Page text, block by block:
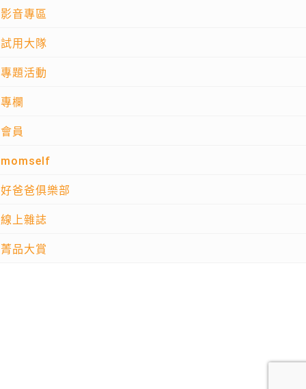
影音專區
試用大隊
專題活動
專欄
會員
momself
好爸爸俱樂部
線上雜誌
菁品大賞